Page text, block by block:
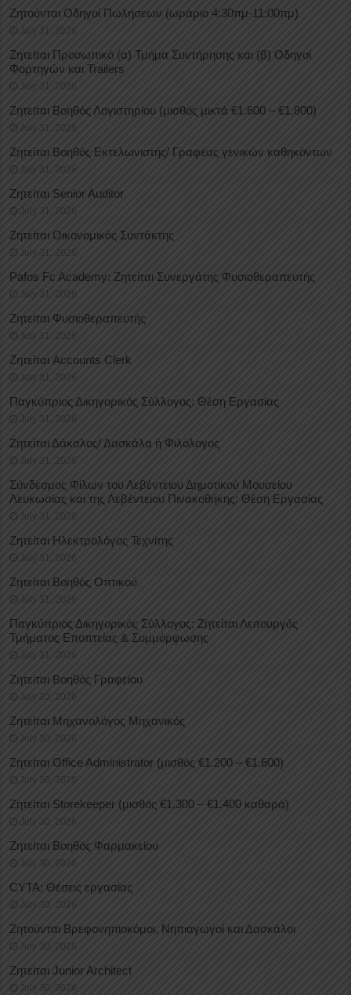
Ζητούνται Οδηγοί Πωλήσεων (ωράριο 4:30πμ-11:00πμ)
July 31, 2026
Ζητείται Προσωπικό (α) Τμήμα Συντήρησης και (β) Οδηγοί
Φορτηγών και Trailers
July 31, 2026
Ζητείται Βοηθός Λογιστηρίου (μισθός μικτά €1.600 – €1.800)
July 31, 2026
Ζητείται Βοηθός Εκτελωνιστής/ Γραφέας γενικών καθηκόντων
July 31, 2026
Ζητείται Senior Auditor
July 31, 2026
Ζητείται Οικονομικός Συντάκτης
July 31, 2026
Pafos Fc Academy: Ζητείται Συνεργάτης Φυσιοθεραπευτής
July 31, 2026
Ζητείται Φυσιοθεραπευτής
July 31, 2026
Ζητείται Accounts Clerk
July 31, 2026
Παγκύπριος Δικηγορικός Σύλλογος: Θέση Εργασίας
July 31, 2026
Ζητείται Δάκαλος/ Δασκάλα ή Φιλόλογος
July 31, 2026
Σύνδεσμος Φίλων του Λεβέντειου Δημοτικού Μουσείου
Λευκωσίας και της Λεβέντειου Πινακοθήκης: Θέση Εργασίας
July 31, 2026
Ζητείται Ηλεκτρολόγος Τεχνίτης
July 31, 2026
Ζητείται Βοηθός Οπτικού
July 31, 2026
Παγκύπριος Δικηγορικός Σύλλογος: Ζητείται Λειτουργός
Τμήματος Εποπτείας & Συμμόρφωσης
July 31, 2026
Ζητείται Βοηθός Γραφείου
July 30, 2026
Ζητείται Μηχανολόγος Μηχανικός
July 30, 2026
Ζητείται Office Administrator (μισθός €1.200 – €1.600)
July 30, 2026
Ζητείται Storekeeper (μισθός €1.300 – €1.400 καθαρά)
July 30, 2026
Ζητείται Βοηθός Φαρμακείου
July 30, 2026
CYTA: Θέσεις εργασίας
July 30, 2026
Ζητούνται Βρεφονηπιοκόμοι, Νηπιαγωγοί και Δασκάλοι
July 30, 2026
Ζητείται Junior Architect
July 30, 2026